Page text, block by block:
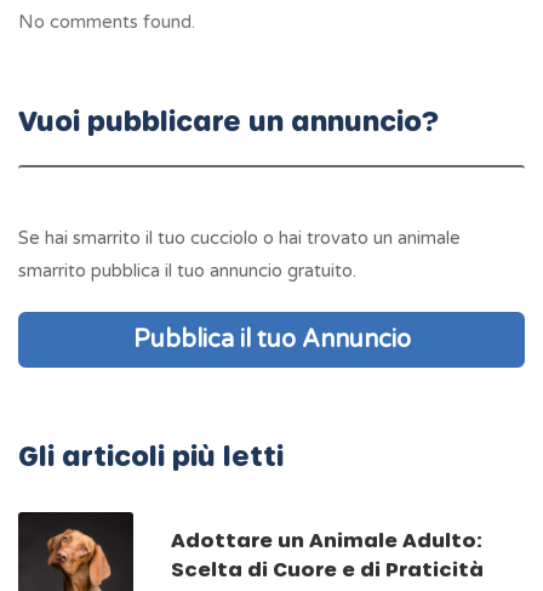
No comments found.
Vuoi pubblicare un annuncio?
Se hai smarrito il tuo cucciolo o hai trovato un animale
smarrito pubblica il tuo annuncio gratuito.
Pubblica il tuo Annuncio
Gli articoli più letti
Adottare un Animale Adulto:
Scelta di Cuore e di Praticità